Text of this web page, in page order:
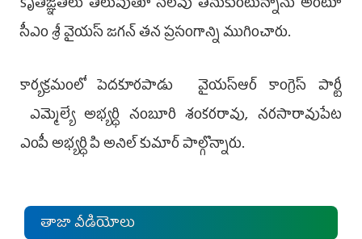
సీఎం శ్రీ వైయస్ జగన్ తన ప్రసంగాన్ని ముగించారు.
కార్యక్రమంలో పెదకూరపాడు వైయస్ఆర్ కాంగ్రెస్ పార్టీ
ఎమ్మెల్యే అభ్యర్ధి నంబూరి శంకరరావు, నరసారావుపేట
ఎంపీ అభ్యర్ధి పి అనిల్ కుమార్‌ పాల్గొన్నారు.
తాజా వీడియోలు